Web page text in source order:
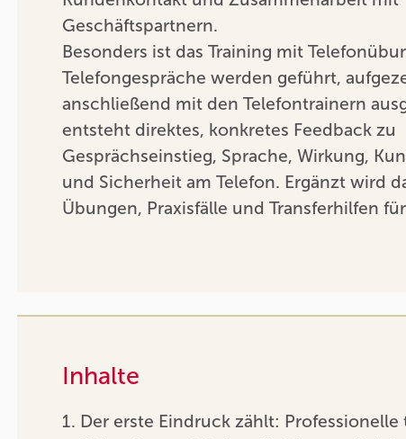
Geschäftspartnern.
Besonders ist das Training mit
Telefongespräche werden geführt,
anschließend mit den Telefontrainern
entsteht direktes, konkretes Feedback zu
Gesprächseinstieg, Sprache, Wirkung,
und Sicherheit am Telefon. Ergänzt wird
Übungen, Praxisfälle und Transferhilfen
Inhalte
Der erste Eindruck zählt: